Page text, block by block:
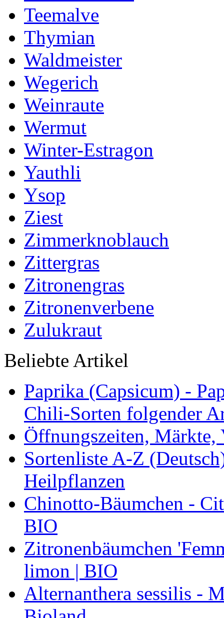
Teemalve
Thymian
Waldmeister
Wegerich
Weinraute
Wermut
Winter-Estragon
Yauthli
Ysop
Ziest
Zimmerknoblauch
Zittergras
Zitronengras
Zitronenverbene
Zulukraut
Beliebte Artikel
Paprika (Capsicum) -
Chili-Sorten folgender
Öffnungszeiten, Märkte,
Sortenliste A-Z
Heilpflanzen
Chinotto-Bäumchen -
BIO
Zitronenbäumchen
limon | BIO
Alternanthera sessilis -